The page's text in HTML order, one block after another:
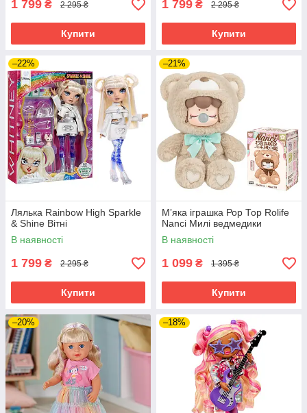
1 799 ₴ 2 295 ₴
Купити
1 799 ₴ 2 295 ₴
Купити
–22%
Лялька Rainbow High Sparkle
& Shine Вітні
В наявності
1 799 ₴ 2 295 ₴
Купити
–21%
Мʼяка іграшка Рор Тор Rolife
Nanci Милі ведмедики
В наявності
1 099 ₴ 1 395 ₴
Купити
–20% –18%